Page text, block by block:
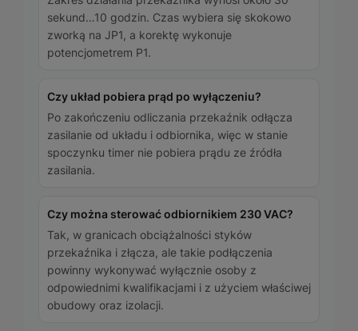
sekund…10 godzin. Czas wybiera się skokowo
zworką na JP1, a korektę wykonuje
potencjometrem P1.
Czy układ pobiera prąd po wyłączeniu?
Po zakończeniu odliczania przekaźnik odłącza
zasilanie od układu i odbiornika, więc w stanie
spoczynku timer nie pobiera prądu ze źródła
zasilania.
Czy można sterować odbiornikiem 230 VAC?
Tak, w granicach obciążalności styków
przekaźnika i złącza, ale takie podłączenia
powinny wykonywać wyłącznie osoby z
odpowiednimi kwalifikacjami i z użyciem właściwej
obudowy oraz izolacji.